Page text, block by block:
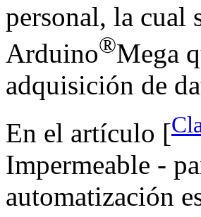
personal, la cual
Arduino®Mega
adquisición de
En el artículo [
Impermeable -
automatización